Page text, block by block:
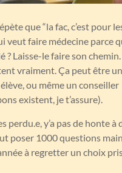
que “la fac, c’est pour
veut faire médecine parce
? Laisse-le faire son
vraiment. Ça peut être
ou même un conseiller
existent, je t’assure).
perdu.e, y’a pas de honte à
poser 1000 questions
à regretter un choix